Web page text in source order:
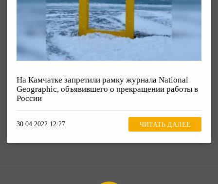
На Камчатке запретили рамку журнала National
Geographic, объявившего о прекращении работы в
России
30.04.2022 12:27 ЧИТАТЬ ДАЛЕЕ